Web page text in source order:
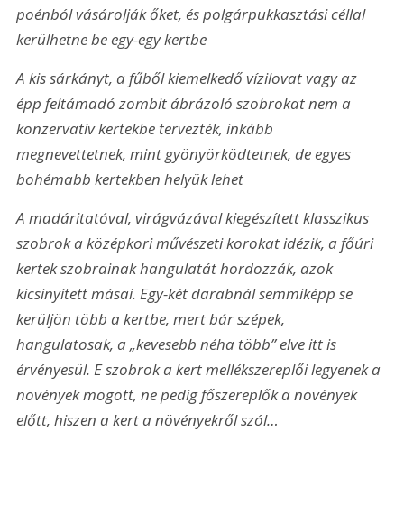
poénból vásárolják őket, és polgárpukkasztási céllal
kerülhetne be egy-egy kertbe
A kis sárkányt, a fűből kiemelkedő vízilovat vagy az
épp feltámadó zombit ábrázoló szobrokat nem a
konzervatív kertekbe tervezték, inkább
megnevettetnek, mint gyönyörködtetnek, de egyes
bohémabb kertekben helyük lehet
A madáritatóval, virágvázával kiegészített klasszikus
szobrok a középkori művészeti korokat idézik, a főúri
kertek szobrainak hangulatát hordozzák, azok
kicsinyített másai. Egy-két darabnál semmiképp se
kerüljön több a kertbe, mert bár szépek,
hangulatosak, a „kevesebb néha több” elve itt is
érvényesül. E szobrok a kert mellékszereplői legyenek a
növények mögött, ne pedig főszereplők a növények
előtt, hiszen a kert a növényekről szól…